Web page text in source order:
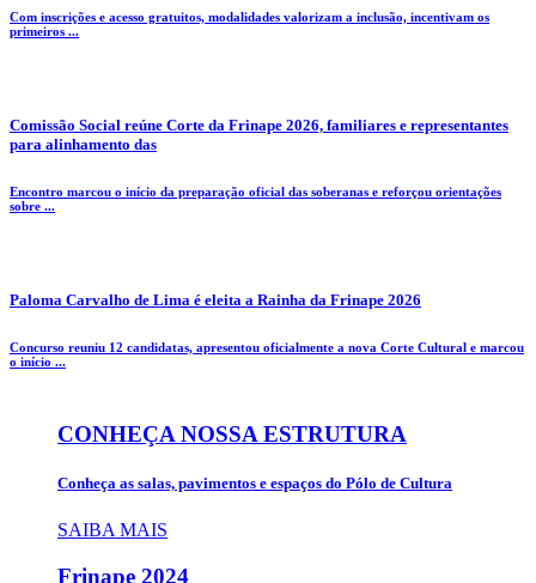
Com inscrições e acesso gratuitos, modalidades valorizam a inclusão, incentivam os
primeiros ...
Comissão Social reúne Corte da Frinape 2026, familiares e representantes
para alinhamento das
Encontro marcou o início da preparação oficial das soberanas e reforçou orientações
sobre ...
Paloma Carvalho de Lima é eleita a Rainha da Frinape 2026
Concurso reuniu 12 candidatas, apresentou oficialmente a nova Corte Cultural e marcou
o início ...
CONHEÇA NOSSA ESTRUTURA
Conheça as salas, pavimentos e espaços do Pólo de Cultura
SAIBA MAIS
Frinape 2024